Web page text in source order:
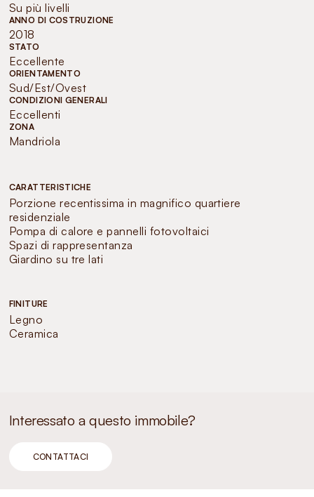
Su più livelli
ANNO DI COSTRUZIONE
2018
STATO
Eccellente
ORIENTAMENTO
Sud/Est/Ovest
CONDIZIONI GENERALI
Eccellenti
ZONA
Mandriola
CARATTERISTICHE
Porzione recentissima in magnifico quartiere
residenziale
Pompa di calore e pannelli fotovoltaici
Spazi di rappresentanza
Giardino su tre lati
FINITURE
Legno
Ceramica
Interessato a questo immobile?
CONTATTACI